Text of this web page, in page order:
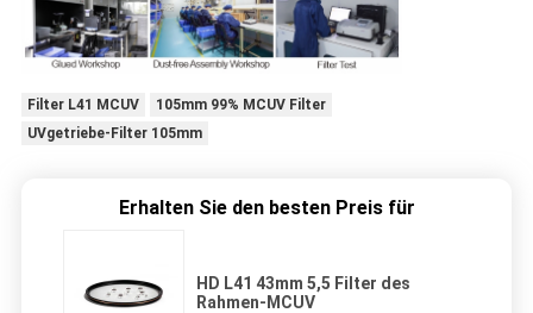
Filter L41 MCUV
105mm 99% MCUV Filter
UVgetriebe-Filter 105mm
Erhalten Sie den besten Preis für
HD L41 43mm 5,5 Filter des
Rahmen-MCUV